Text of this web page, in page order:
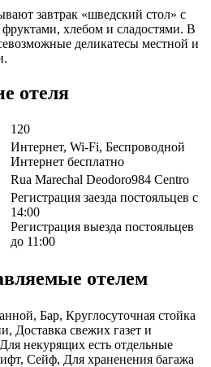
завтрак «шведский стол» с
хлебом и сладостями. В
деликатесы местной и
отеля
120
Интернет, Wi-Fi, Беспроводной
Интернет бесплатно
Rua Marechal Deodoro984 Centro
Регистрация заезда постояльцев с
14:00
Регистрация выезда постояльцев
до 11:00
отелем
Бар, Круглосуточная стойка
Доставка свежих газет и
некурящих есть отдельные
Сейф, Для храненения багажа